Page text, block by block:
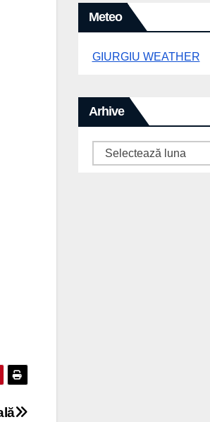
Meteo
GIURGIU WEATHER
Arhive
Arhive